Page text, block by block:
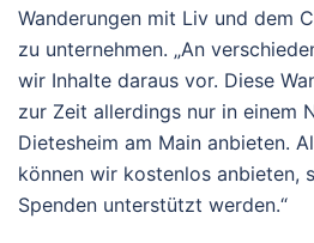
Wanderungen mit Liv und dem
zu unternehmen. „An
wir Inhalte daraus vor. Diese
zur Zeit allerdings nur in einem
Dietesheim am Main anbieten.
können wir kostenlos anbieten,
Spenden unterstützt werden.“